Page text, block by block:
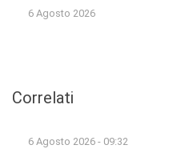
6 Agosto 2026
Correlati
6 Agosto 2026 - 09:32